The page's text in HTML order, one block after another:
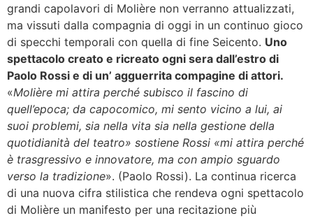
grandi capolavori di Molière non verranno attualizzati,
ma vissuti dalla compagnia di oggi in un continuo gioco
di specchi temporali con quella di fine Seicento. Uno
spettacolo creato e ricreato ogni sera dall’estro di
Paolo Rossi e di un’ agguerrita compagine di attori.
«Molière mi attira perché subisco il fascino di
quell’epoca; da capocomico, mi sento vicino a lui, ai
suoi problemi, sia nella vita sia nella gestione della
quotidianità del teatro» sostiene Rossi «mi attira perché
è trasgressivo e innovatore, ma con ampio sguardo
verso la tradizione». (Paolo Rossi). La continua ricerca
di una nuova cifra stilistica che rendeva ogni spettacolo
di Molière un manifesto per una recitazione più